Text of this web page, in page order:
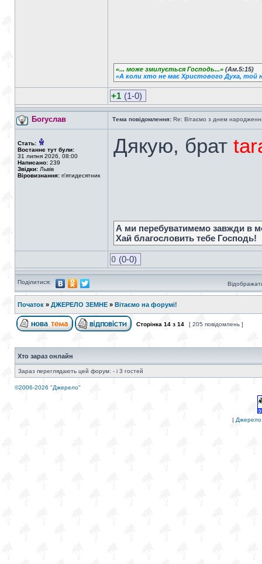
«... може змилується Господь...» (Ам.5:15)
«А коли хто не має Христового Духа, той
+1 (1-0)
Богуслав Тема повідомлення: Re: Вітаємо з днем
Стать:
Востаннє тут були:
31 липня 2026, 08:00
Написано: 239
Звідки: Львів
Віровизнання: п'ятидесятник
Дякую, брат
А ми перебуватимемо завжди в
Хай благословить тебе Господь!
0 (0-0)
Поділитися:
Початок » ДЖЕРЕЛО ЗЕМНЕ » Вітаємо на форумі!
Сторінка 14 з 14 [ 205 повідомлень ]
Хто зараз онлайн
Зараз переглядають цей форум: - і 3 гостей
©2006-2026 "Джерело"
| Джерело